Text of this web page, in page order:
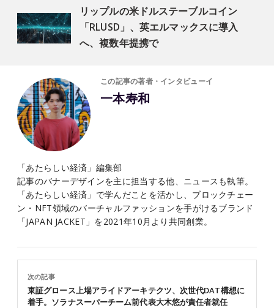
リップルの米ドルステーブルコイン
「RLUSD」、英エルマックスに導入
へ、複数年提携で
この記事の著者・インタビューイ
一本寿和
「あたらしい経済」編集部
記事のバナーデザインを主に担当する他、ニュースも執筆。
「あたらしい経済」で学んだことを活かし、ブロックチェー
ン・NFT領域のバーチャルファッションを手がけるブランド
「JAPAN JACKET」を2021年10月より共同創業。
次の記事
東証グロース上場アライドアーキテクツ、次世代DAT構想に
着手。ソラナスーパーチーム前代表大木悠が責任者就任